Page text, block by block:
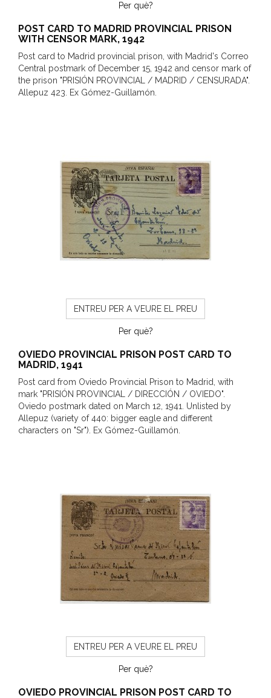
Per què?
POST CARD TO MADRID PROVINCIAL PRISON
WITH CENSOR MARK, 1942
Post card to Madrid provincial prison, with Madrid's Correo
Central postmark of December 15, 1942 and censor mark of
the prison "PRISIÓN PROVINCIAL / MADRID / CENSURADA".
Allepuz 423. Ex Gómez-Guillamón.
ENTREU PER A VEURE EL PREU
Per què?
OVIEDO PROVINCIAL PRISON POST CARD TO
MADRID, 1941
Post card from Oviedo Provincial Prison to Madrid, with
mark "PRISIÓN PROVINCIAL / DIRECCIÓN / OVIEDO".
Oviedo postmark dated on March 12, 1941. Unlisted by
Allepuz (variety of 440: bigger eagle and different
characters on "Sr"). Ex Gómez-Guillamón.
ENTREU PER A VEURE EL PREU
Per què?
OVIEDO PROVINCIAL PRISON POST CARD TO